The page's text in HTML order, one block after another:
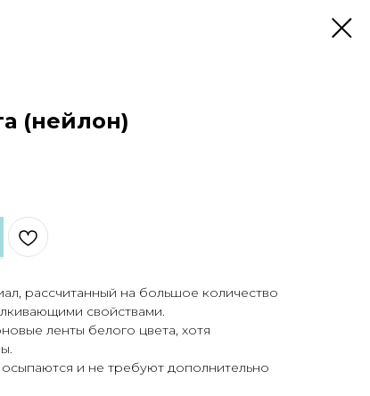
(нейлон)
рассчитанный на большое количество
свойствами.
ленты белого цвета, хотя
и не требуют дополнительно